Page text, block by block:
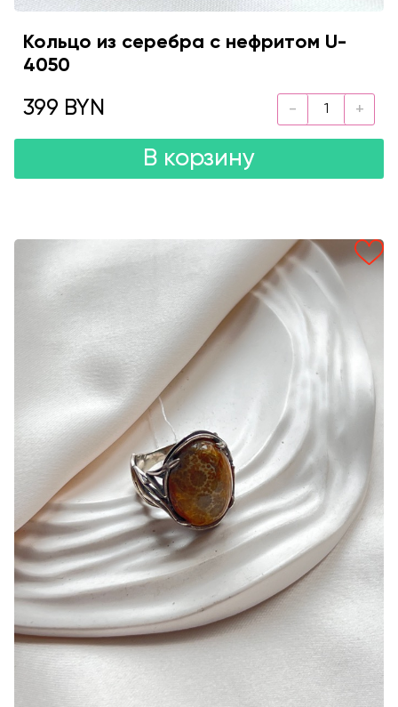
Кольцо из серебра с нефритом U-
4050
399 BYN
В корзину